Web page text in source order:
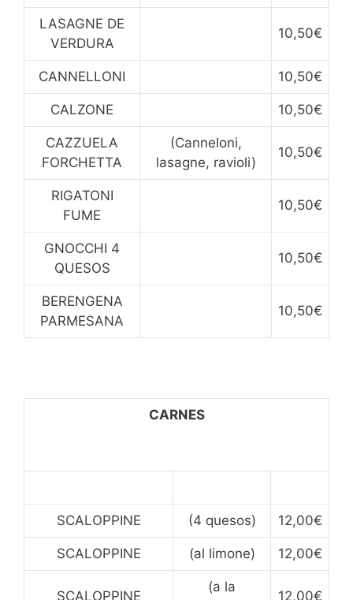
LASAGNE DE
VERDURA
10,50€
CANNELLONI 10,50€
CALZONE 10,50€
CAZZUELA
FORCHETTA
(Canneloni,
lasagne, ravioli)
10,50€
RIGATONI
FUME
10,50€
GNOCCHI 4
QUESOS
10,50€
BERENGENA
PARMESANA
10,50€
CARNES
SCALOPPINE (4 quesos) 12,00€
SCALOPPINE (al limone) 12,00€
SCALOPPINE
(a la
12,00€